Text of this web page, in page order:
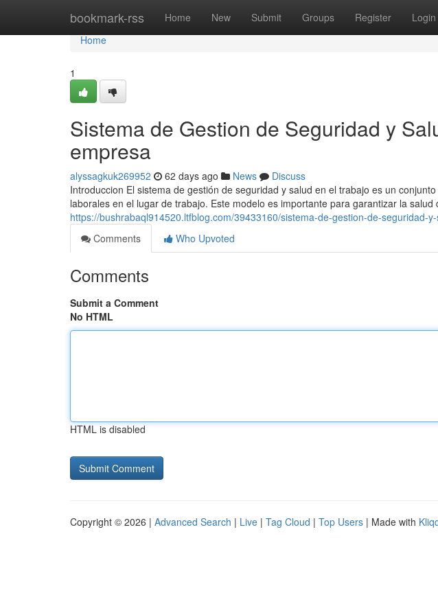
bookmark-rss Home New Submit Groups Register Login
Home
Home
1
Sistema de Gestion de Seguridad y
empresa
alyssagkuk269952 62 days ago News
Discuss
Introduccion El sistema de gestión de seguridad y salud en el trabajo es un
laborales en el lugar de trabajo. Este modelo es importante para garantizar la salud
https://bushrabaql914520.ltfblog.com/39433160/sistema-de-gestion-de-seguridad-
Comments
Who Upvoted
Comments
Submit a Comment
No HTML
HTML is disabled
Copyright © 2026 | Advanced Search | Live | Tag Cloud | Top Users | Made with